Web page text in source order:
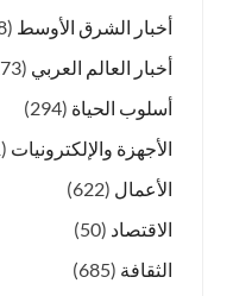
أخبار الشرق الأوسط (378)
أخبار العالم العربي (173)
أسلوب الحياة (294)
الأجهزة والإلكترونيات (801)
الأعمال (622)
الاقتصاد (50)
الثقافة (685)